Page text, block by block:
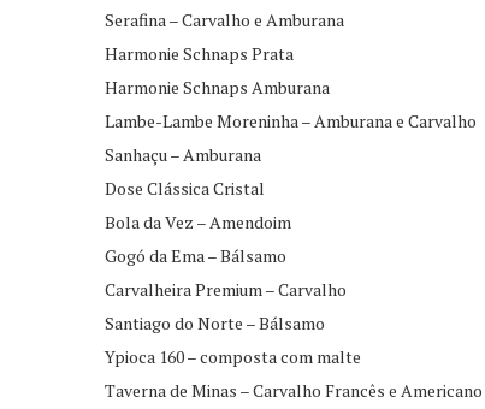
Serafina – Carvalho e Amburana
Harmonie Schnaps Prata
Harmonie Schnaps Amburana
Lambe-Lambe Moreninha – Amburana e Carvalho
Sanhaçu – Amburana
Dose Clássica Cristal
Bola da Vez – Amendoim
Gogó da Ema – Bálsamo
Carvalheira Premium – Carvalho
Santiago do Norte – Bálsamo
Ypioca 160 – composta com malte
Taverna de Minas – Carvalho Francês e Americano